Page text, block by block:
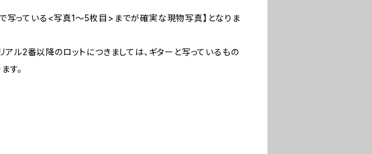
写っている<写真1〜5枚目>までが確実な現物写真】となりま
ル2番以降のロットにつきましては、ギターと写っているもの
す。